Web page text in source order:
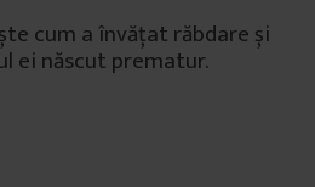
cum a învățat răbdare și
ei născut prematur.